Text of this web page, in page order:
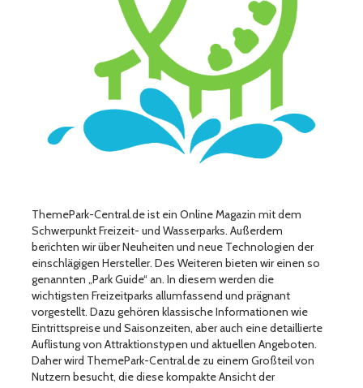
ThemePark-Central.de ist ein Online Magazin mit dem
Schwerpunkt Freizeit- und Wasserparks. Außerdem
berichten wir über Neuheiten und neue Technologien der
einschlägigen Hersteller. Des Weiteren bieten wir einen so
genannten „Park Guide“ an. In diesem werden die
wichtigsten Freizeitparks allumfassend und prägnant
vorgestellt. Dazu gehören klassische Informationen wie
Eintrittspreise und Saisonzeiten, aber auch eine detaillierte
Auflistung von Attraktionstypen und aktuellen Angeboten.
Daher wird ThemePark-Central.de zu einem Großteil von
Nutzern besucht, die diese kompakte Ansicht der